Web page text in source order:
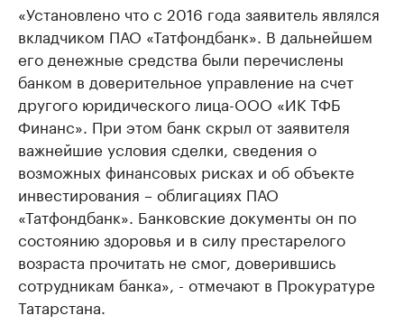
«Установлено что с 2016 года заявитель являлся
вкладчиком ПАО «Татфондбанк». В дальнейшем
его денежные средства были перечислены
банком в доверительное управление на счет
другого юридического лица-ООО «ИК ТФБ
Финанс». При этом банк скрыл от заявителя
важнейшие условия сделки, сведения о
возможных финансовых рисках и об объекте
инвестирования – облигациях ПАО
«Татфондбанк». Банковские документы он по
состоянию здоровья и в силу престарелого
возраста прочитать не смог, доверившись
сотрудникам банка», - отмечают в Прокуратуре
Татарстана.